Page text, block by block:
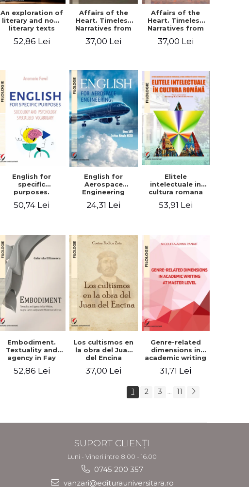
An exploration of
literary and non-
literary texts
52,86 Lei
Affairs of the
Heart. Timeless
Narratives from
World. Volume
37,00 Lei
Affairs of the
Heart. Timeless
Narratives from
World. Volume
37,00 Lei
English for
specific
purposes.
psychology
50,74 Lei
English for
Aerospace
Engineering
24,31 Lei
Elitele
intelectuale in
cultura romana
53,91 Lei
Embodiment.
Textuality and
agency in Fay
Carter and
52,86 Lei
Los cultismos en
la obra del Juan
del Encina
37,00 Lei
Genre-related
dimensions in
academic writing
Nicoleta-Adina
31,71 Lei
1 2 3 11
SUPORT CLIENȚI
Luni - Vineri intre 8.00 - 16.00
0745 200 357
vanzari@editurauniversitara.ro